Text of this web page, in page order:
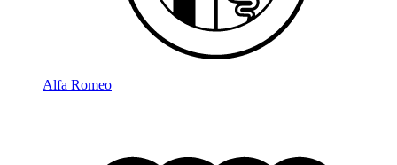
Alfa Romeo